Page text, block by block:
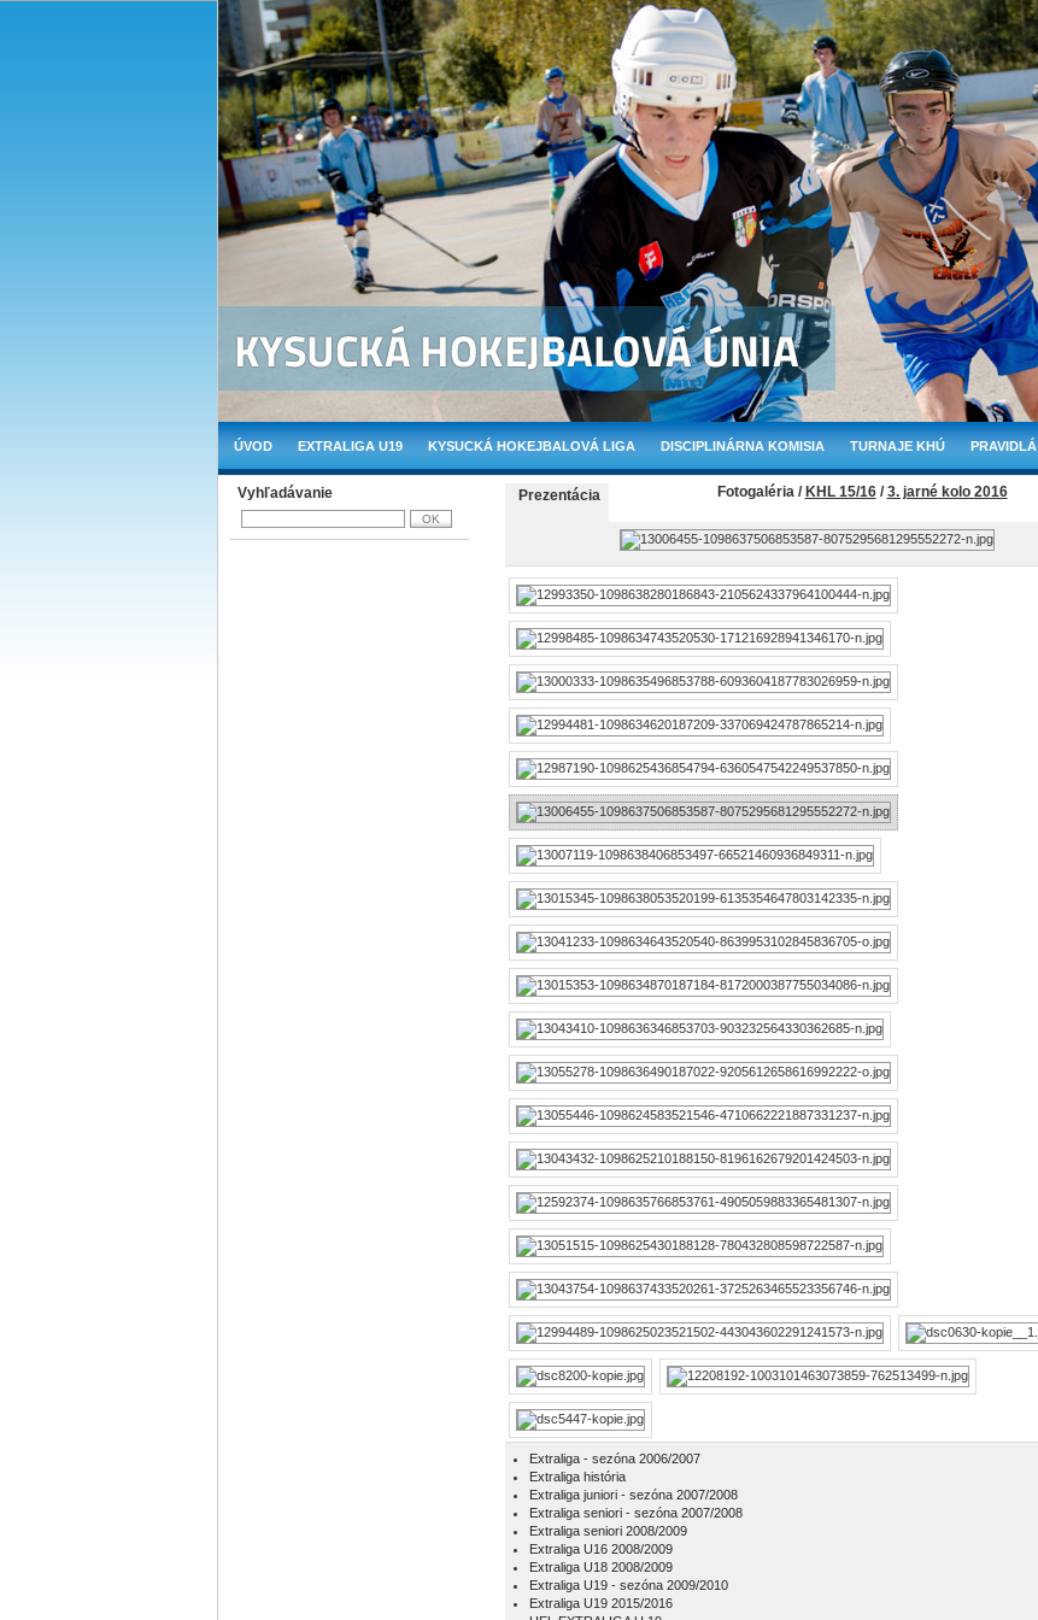
ÚVOD EXTRALIGA U19 KYSUCKÁ HOKEJBALOVÁ LIGA DISCIPLINÁRNA KOMISIA TURNAJE KHÚ PRAVIDLÁ
Vyhľadávanie Prezentácia Fotogaléria / KHL 15/16/3. jarné kolo 2016
Extraliga - sezóna 2006/2007
Extraliga história
Extraliga juniori - sezóna 2007/2008
Extraliga seniori - sezóna 2007/2008
Extraliga seniori 2008/2009
Extraliga U16 2008/2009
Extraliga U18 2008/2009
Extraliga U19 - sezóna 2009/2010
Extraliga U19 2015/2016